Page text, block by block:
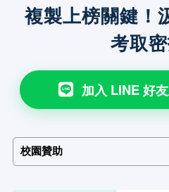
複製上榜關鍵！
考取密
加入 LINE 好
校園贊助